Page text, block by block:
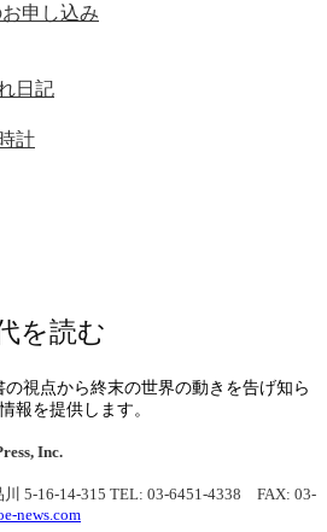
申し込み
日記
計
を読む
の視点から終末の世界の動きを告げ知ら
報を提供します。
Inc.
5-16-14-315 TEL: 03-6451-4338 FAX: 03-
news.com